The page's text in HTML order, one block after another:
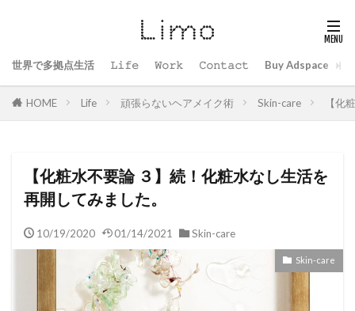
世界で多拠点生活 𝙻𝚒𝚏𝚎 𝚆𝚘𝚛𝚔 𝙲𝚘𝚗𝚝𝚊𝚌𝚝 Buy Adspace
HOME Life 頑張らないヘアメイク術 Skin-care 【化
【化粧水不要論 ３】続！化粧水なし生活を
再開してみました。
10/19/2020 01/14/2021 Skin-care
Skin-care